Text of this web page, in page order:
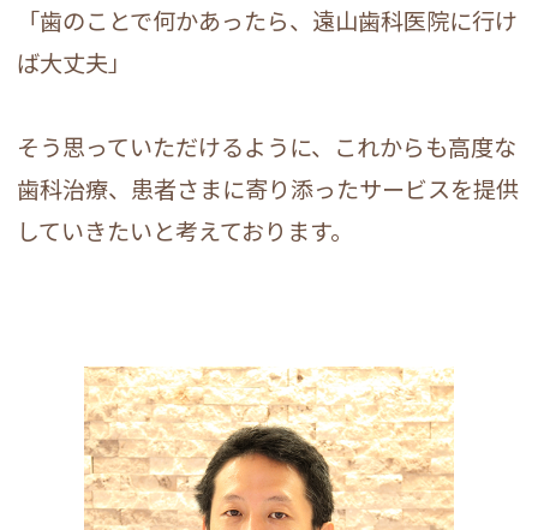
「歯のことで何かあったら、遠山歯科医院に行け
ば大丈夫」
そう思っていただけるように、これからも高度な
歯科治療、患者さまに寄り添ったサービスを提供
していきたいと考えております。